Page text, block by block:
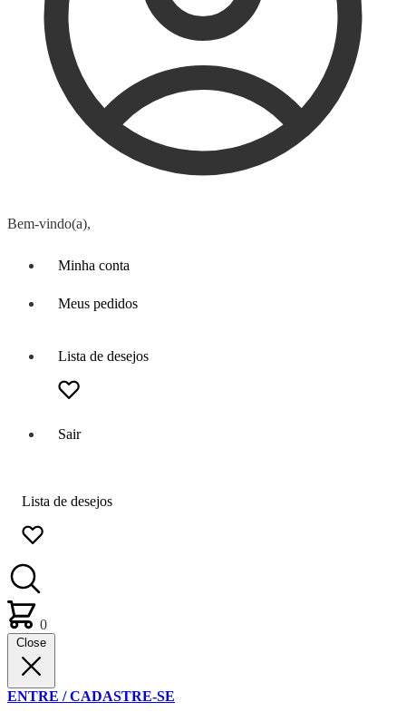
Bem-vindo(a),
Minha conta
Meus pedidos
Lista de desejos
Sair
Lista de desejos
0
Close
ENTRE / CADASTRE-SE